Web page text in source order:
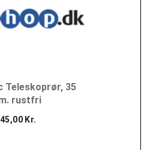
Teleskoprør, 35
rustfri
Kr.